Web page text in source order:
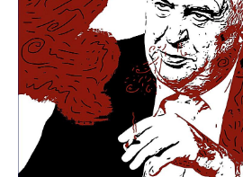
TÉMATA
NEJČTENĚJŠÍ ZA 7 DNÍ
AUTOŘI
PŘÍSPĚVKY NA PROVOZ